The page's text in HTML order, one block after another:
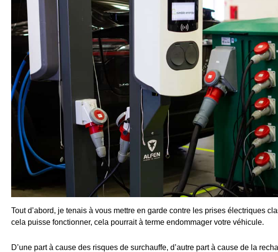
Tout d’abord, je tenais à vous mettre en garde contre les prises électriques
cela puisse fonctionner, cela pourrait à terme endommager votre véhicule.
D’une part à cause des risques de surchauffe, d’autre part à cause de la